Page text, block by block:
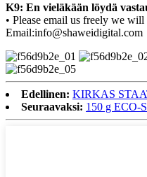
K9: En vieläkään löydä
• Please email us freely we
Email:info@shaweidigital.com
Edellinen: KIRKAS
Seuraavaksi: 150 g ECO-